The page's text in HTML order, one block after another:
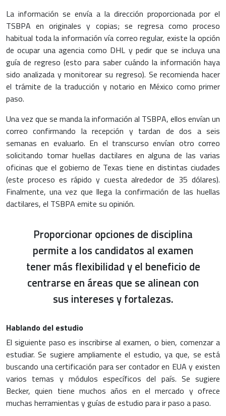
La información se envía a la dirección proporcionada por el
TSBPA en originales y copias; se regresa como proceso
habitual toda la información vía correo regular, existe la opción
de ocupar una agencia como DHL y pedir que se incluya una
guía de regreso (esto para saber cuándo la información haya
sido analizada y monitorear su regreso). Se recomienda hacer
el trámite de la traducción y notario en México como primer
paso.
Una vez que se manda la información al TSBPA, ellos envían un
correo confirmando la recepción y tardan de dos a seis
semanas en evaluarlo. En el transcurso envían otro correo
solicitando tomar huellas dactilares en alguna de las varias
oficinas que el gobierno de Texas tiene en distintas ciudades
(este proceso es rápido y cuesta alrededor de 35 dólares).
Finalmente, una vez que llega la confirmación de las huellas
dactilares, el TSBPA emite su opinión.
Proporcionar opciones de disciplina
permite a los candidatos al examen
tener más flexibilidad y el beneficio de
centrarse en áreas que se alinean con
sus intereses y fortalezas.
Hablando del estudio
El siguiente paso es inscribirse al examen, o bien, comenzar a
estudiar. Se sugiere ampliamente el estudio, ya que, se está
buscando una certificación para ser contador en EUA y existen
varios temas y módulos específicos del país. Se sugiere
Becker, quien tiene muchos años en el mercado y ofrece
muchas herramientas y guías de estudio para ir paso a paso.